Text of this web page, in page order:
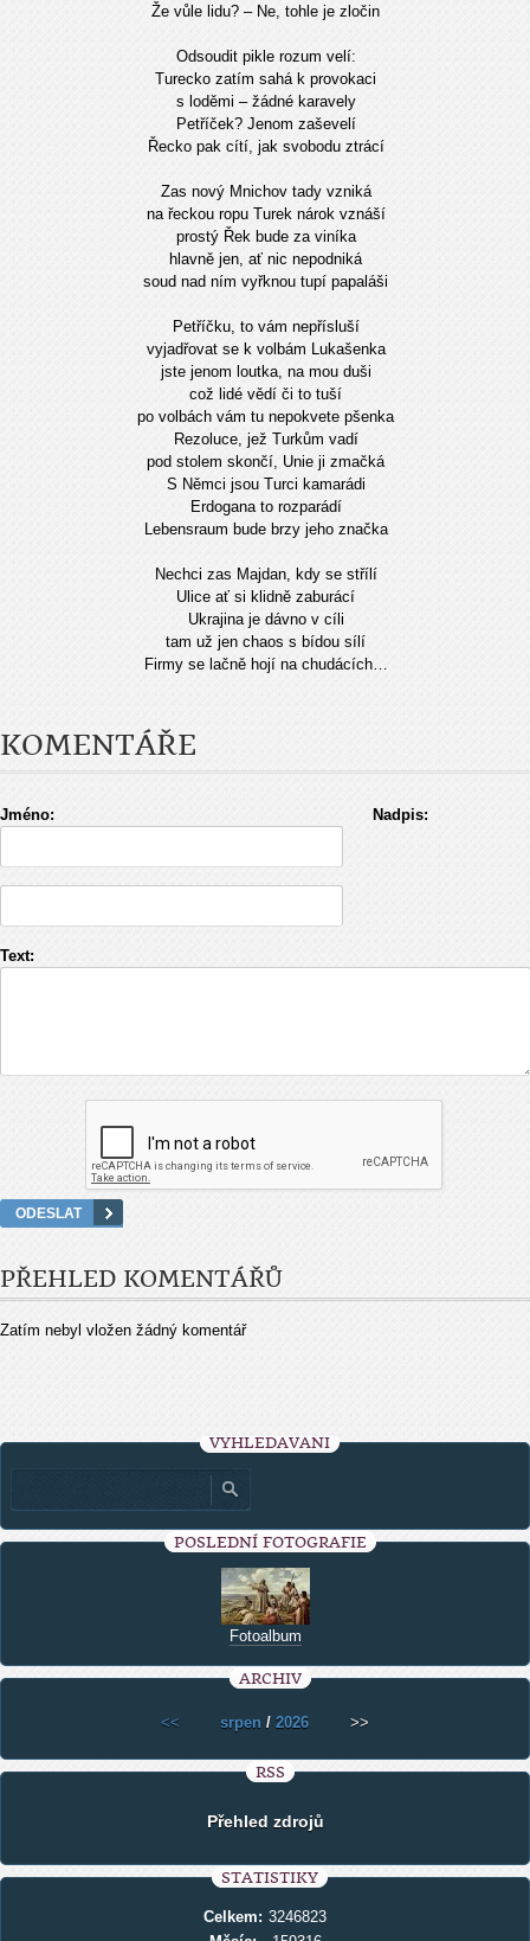
Že vůle lidu? – Ne, tohle je zločin
Odsoudit pikle rozum velí:
Turecko zatím sahá k provokaci
s loděmi – žádné karavely
Petříček? Jenom zaševelí
Řecko pak cítí, jak svobodu ztrácí
Zas nový Mnichov tady vzniká
na řeckou ropu Turek nárok vznáší
prostý Řek bude za viníka
hlavně jen, ať nic nepodniká
soud nad ním vyřknou tupí papaláši
Petříčku, to vám nepřísluší
vyjadřovat se k volbám Lukašenka
jste jenom loutka, na mou duši
což lidé vědí či to tuší
po volbách vám tu nepokvete pšenka
Rezoluce, jež Turkům vadí
pod stolem skončí, Unie ji zmačká
S Němci jsou Turci kamarádi
Erdogana to rozparádí
Lebensraum bude brzy jeho značka
Nechci zas Majdan, kdy se střílí
Ulice ať si klidně zaburácí
Ukrajina je dávno v cíli
tam už jen chaos s bídou sílí
Firmy se lačně hojí na chudácích…
KOMENTÁŘE
Jméno: Nadpis:
Text:
PŘEHLED KOMENTÁŘŮ
Zatím nebyl vložen žádný komentář
VYHLEDÁVÁNÍ
POSLEDNÍ FOTOGRAFIE
Fotoalbum
ARCHIV
<< srpen / 2026 >>
RSS
Přehled zdrojů
STATISTIKY
Celkem: 3246823